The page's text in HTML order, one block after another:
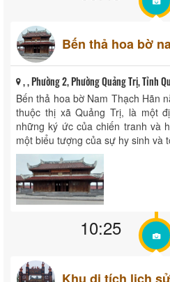
09:45
Bến thả hoa bờ
, , Phường 2, Phường Quảng Trị, Tỉnh
Bến thả hoa bờ Nam Thạch Hãn
thuộc thị xã Quảng Trị, là một
những ký ức của chiến tranh và
một biểu tượng của sự hy sinh và
10:25